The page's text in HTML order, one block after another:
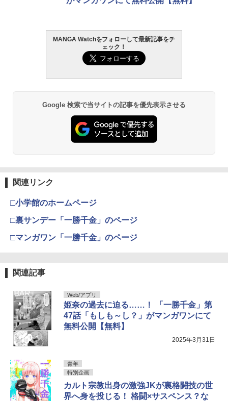
MANGA Watchをフォローして最新記事をチ
ェック！
Google 検索で当サイトの記事を優先表示させる
関連リンク
□小学館のホームページ
□裏サンデー「一勝千金」のページ
□マンガワン「一勝千金」のページ
関連記事
Web/アプリ
姫奈の過去に迫る……！ 「一勝千金」第
47話「もしも～し？」がマンガワンにて
無料公開【無料】
2025年3月31日
青年
特別企画
カルト宗教出身の激強JKが裏格闘技の世
界へ身を投じる！ 格闘×サスペンス？な